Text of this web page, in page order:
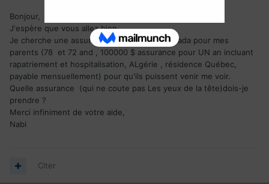
Bonjour,
J'espère que vous allez bien.
Je cherche une assurance SuperVisa au Canada pour mes
parents (78 et 72 and , 100000 $ assurance pour UN an incluant
rapatriement et hospitalisation, ALgérie , résidence Québec,
payable mensuellement) pour qu'ils puissent venir me voir.
Quelle assurance (qui ne coute pas Les yeux de la tête)dois-je
prendre ?
Merci infiniment de votre aide,
Nabi
Citer